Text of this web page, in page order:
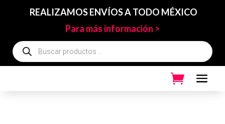
REALIZAMOS ENVÍOS A TODO MÉXICO
Para más información >
Búsqueda
de
productos